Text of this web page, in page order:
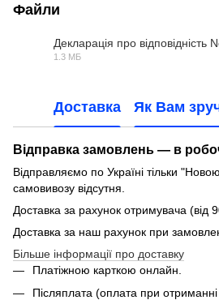
Файли
Декларація про відповідність
1.3 МБ
Доставка Як Вам
Відправка замовлень — в
Відправляємо по Україні тільки
самовивозу відсутня.
Доставка за рахунок отримувача (від
Доставка за наш рахунок при
Більше інформації про доставку
Платіжною карткою онлайн.
Післяплата (оплата при отриманні